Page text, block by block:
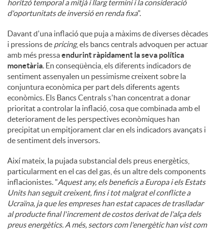
horitzó temporal a mitjà i llarg termini i la consideració
d'oportunitats de inversió en renda fixa".
Davant d'una inflació que puja a màxims de diverses dècades
i pressions de pricing, els bancs centrals advoquen per actuar
amb més pressaendurint ràpidament la seva política
monetària. En conseqüència, els diferents indicadors de
sentiment assenyalen un pessimisme creixent sobre la
conjuntura econòmica per part dels diferents agents
econòmics. Els Bancs Centrals s'han concentrat a donar
prioritat a controlar la inflació, cosa que combinada amb el
deteriorament de les perspectives econòmiques han
precipitat un empitjorament clar en els indicadors avançats i
de sentiment dels inversors.
Així mateix, la pujada substancial dels preus energètics,
particularment en el cas del gas, és un altre dels components
inflacionistes. "Aquest any, els beneficis a Europa i els Estats
Units han seguit creixent, fins i tot malgrat el conflicte a
Ucraïna, ja que les empreses han estat capaces de traslladar
al producte final l'increment de costos derivat de l'alça dels
preus energètics. A més, sectors com l'energètic han vist com